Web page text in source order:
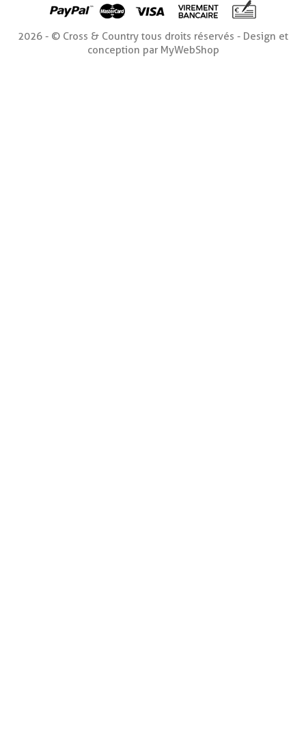
2026 - © Cross & Country tous droits réservés - Design et
conception par MyWebShop